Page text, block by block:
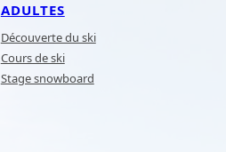
ADULTES
Découverte du ski
Cours de ski
Stage snowboard